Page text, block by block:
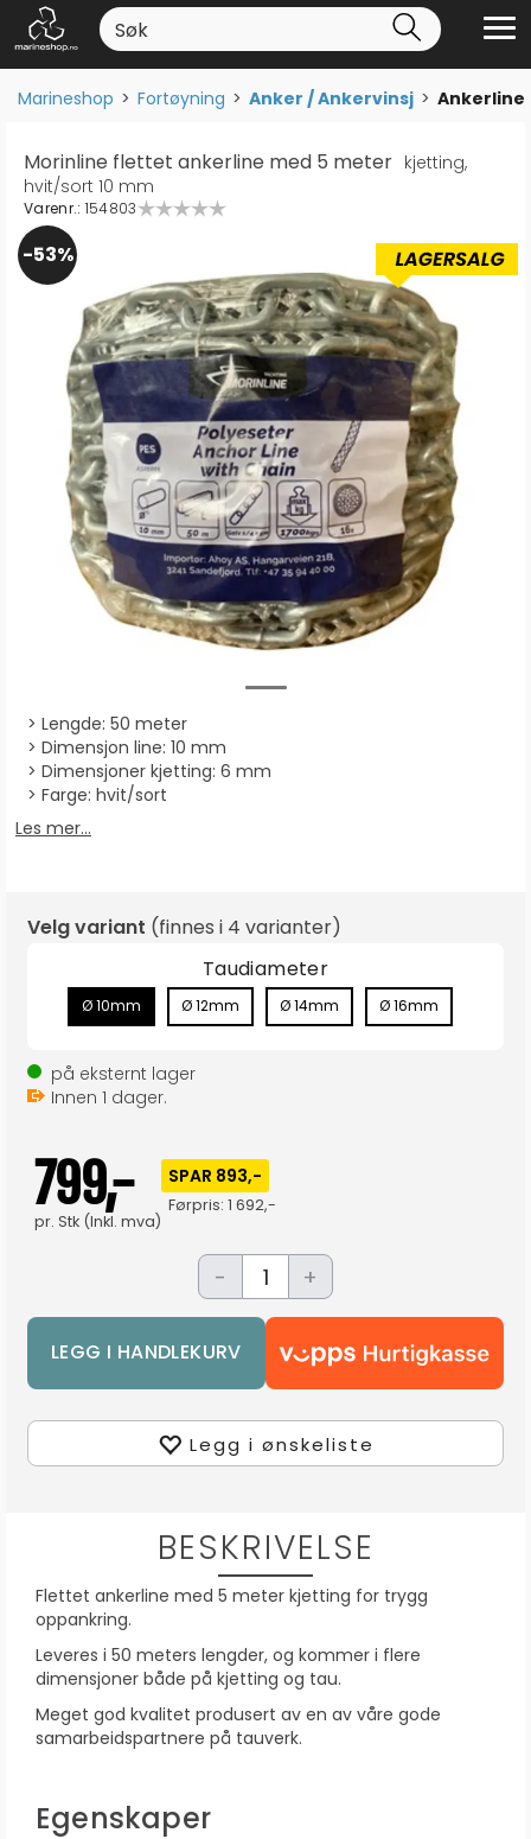
Marineshop>Fortøyning>Anker / Ankervinsj>Ankerline
Morinline flettet ankerline med 5 meter kjetting,
hvit/sort 10 mm
Varenr.: 154803
53%
Lengde: 50 meter
Dimensjon line: 10 mm
Dimensjoner kjetting: 6 mm
Farge: hvit/sort
Les mer...
Velg variant (finnes i 4 varianter)
Taudiameter
Ø 10mm Ø 12mm Ø 14mm Ø 16mm
på eksternt lager
Innen 1 dager.
799,-
pr. Stk (Inkl. mva)
SPAR 893,-
Førpris: 1 692,-
- +
Legg i ønskeliste
BESKRIVELSE
Flettet ankerline med 5 meter kjetting for trygg
oppankring.
Leveres i 50 meters lengder, og kommer i flere
dimensjoner både på kjetting og tau.
Meget god kvalitet produsert av en av våre gode
samarbeidspartnere på tauverk.
Egenskaper